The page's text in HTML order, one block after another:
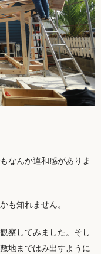
なんか違和感がありま
も知れません。
察してみました。そし
地まではみ出すように